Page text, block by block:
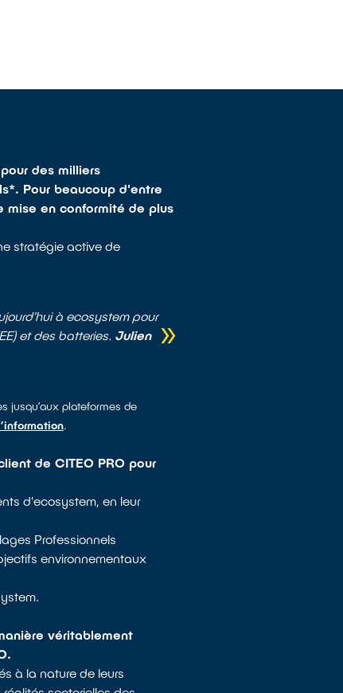
des milliers
Pour beaucoup d'entre
en conformité de plus
stratégie active de
à ecosystem pour
et des batteries. Julien
jusqu’aux plateformes de
.
de CITEO PRO pour
d'ecosystem, en leur
Professionnels
environnementaux
véritablement
à la nature de leurs